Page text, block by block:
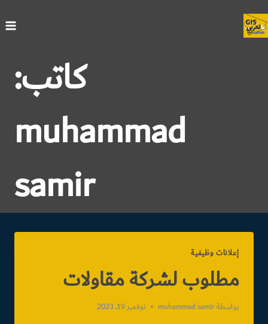
التجاوز
إلى
كاتب:
muhammad
samir
إعلانات وظيفية
مطلوب لشركة مقاولات
بواسطةmuhammad samir نوفمبر 19, 2023